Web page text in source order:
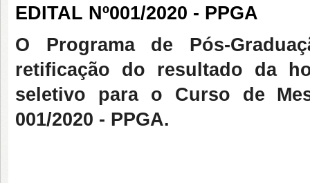
EDITAL Nº001/2020 - PPGA
O Programa de Pós-
retificação do resultado da
seletivo para o Curso de
001/2020 - PPGA.